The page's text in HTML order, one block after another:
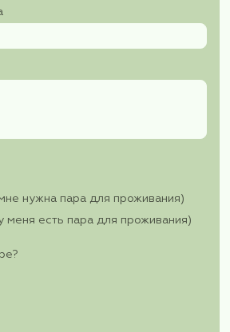
номеров в 12 часов (вещи
хранения отеля) и
в 19:00, рейс авиакомпанией
2133.
в 23:45